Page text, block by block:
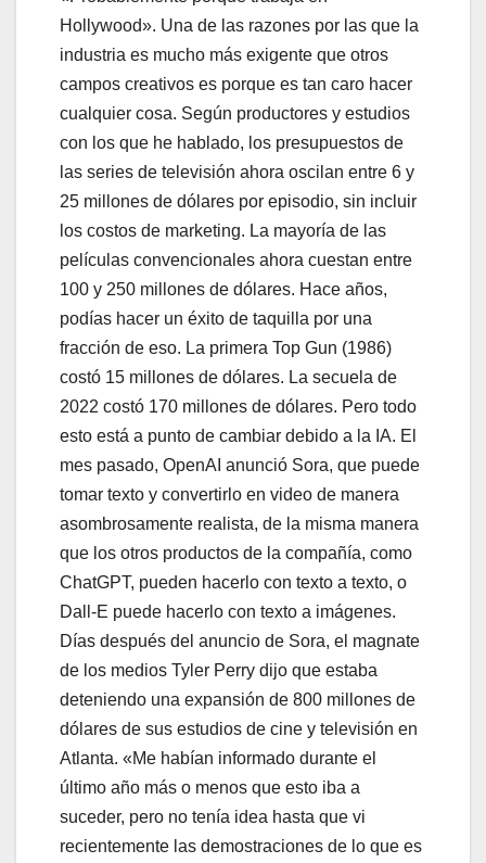
Hollywood». Una de las razones por las que la
industria es mucho más exigente que otros
campos creativos es porque es tan caro hacer
cualquier cosa. Según productores y estudios
con los que he hablado, los presupuestos de
las series de televisión ahora oscilan entre 6 y
25 millones de dólares por episodio, sin incluir
los costos de marketing. La mayoría de las
películas convencionales ahora cuestan entre
100 y 250 millones de dólares. Hace años,
podías hacer un éxito de taquilla por una
fracción de eso. La primera Top Gun (1986)
costó 15 millones de dólares. La secuela de
2022 costó 170 millones de dólares. Pero todo
esto está a punto de cambiar debido a la IA. El
mes pasado, OpenAI anunció Sora, que puede
tomar texto y convertirlo en video de manera
asombrosamente realista, de la misma manera
que los otros productos de la compañía, como
ChatGPT, pueden hacerlo con texto a texto, o
Dall-E puede hacerlo con texto a imágenes.
Días después del anuncio de Sora, el magnate
de los medios Tyler Perry dijo que estaba
deteniendo una expansión de 800 millones de
dólares de sus estudios de cine y televisión en
Atlanta. «Me habían informado durante el
último año más o menos que esto iba a
suceder, pero no tenía idea hasta que vi
recientemente las demostraciones de lo que es